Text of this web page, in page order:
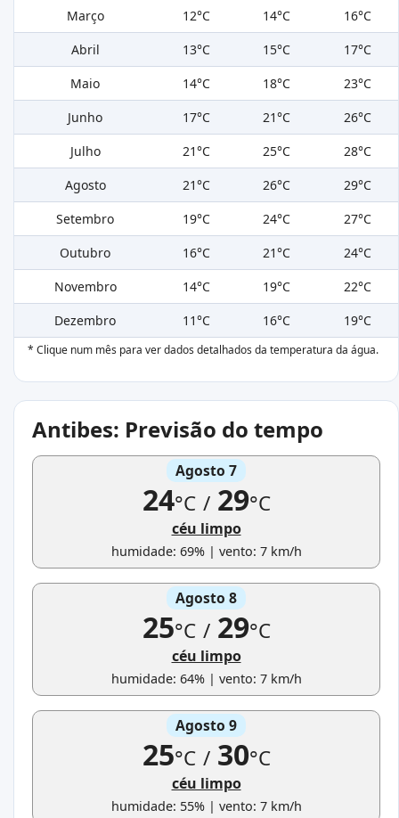
Março
12°C 14°C
16°C
Abril
13°C 15°C
17°C
Maio
14°C 18°C
23°C
Junho
17°C 21°C
26°C
Julho
21°C 25°C
28°C
Agosto
21°C 26°C
29°C
Setembro
19°C 24°C
27°C
Outubro
16°C 21°C
24°C
Novembro
14°C 19°C
22°C
Dezembro
11°C 16°C 19°C
* Clique num mês para ver dados detalhados da temperatura da água.
Antibes: Previsão do tempo
Agosto 7
24°C /29°C
céu limpo
humidade: 69% | vento: 7 km/h
Agosto 8
25°C /29°C
céu limpo
humidade: 64% | vento: 7 km/h
Agosto 9
25°C /30°C
céu limpo
humidade: 55% | vento: 7 km/h